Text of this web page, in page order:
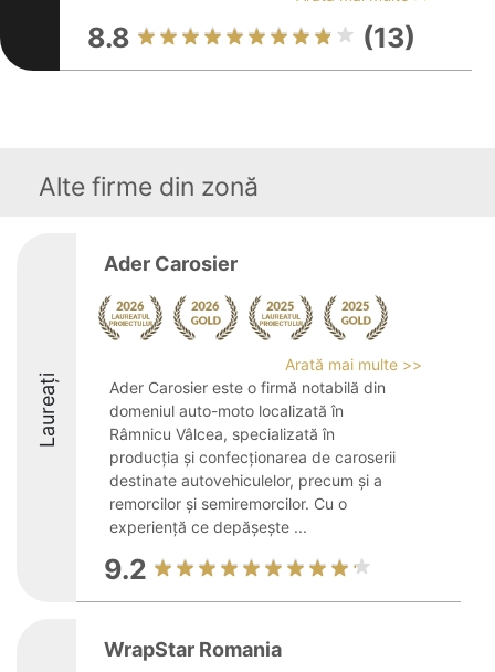
8.8 (13)
Alte firme din zonă
Laureați
Ader Carosier
Arată mai multe >>
Ader Carosier este o firmă notabilă din
domeniul auto-moto localizată în
Râmnicu Vâlcea, specializată în
producția și confecționarea de caroserii
destinate autovehiculelor, precum și a
remorcilor și semiremorcilor. Cu o
experiență ce depășește ...
9.2
WrapStar Romania